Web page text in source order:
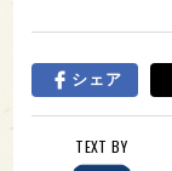
シェア
TEXT BY